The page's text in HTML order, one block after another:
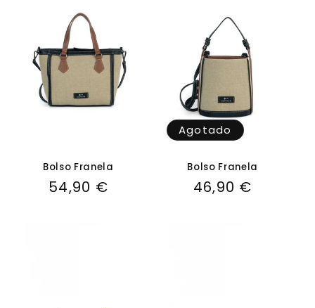
Bolso Franela
Precio
54,90 €
Agotado
Bolso Franela
Precio
46,90 €